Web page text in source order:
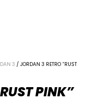
3 / JORDAN 3 RETRO “RUST
PINK”